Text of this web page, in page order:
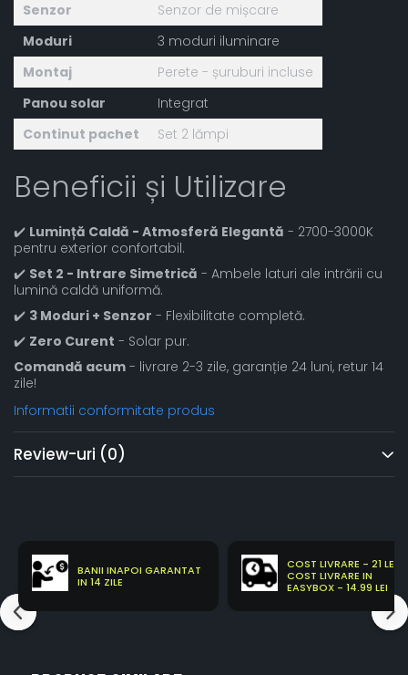
Senzor
Senzor de mișcare
Moduri
3 moduri iluminare
Montaj
Perete - șuruburi incluse
Panou solar
Integrat
Continut pachet
Set 2 lămpi
Beneficii și Utilizare
✔️ Lumință Caldă - Atmosferă Elegantă - 2700-3000K
pentru exterior confortabil.
✔️ Set 2 - Intrare Simetrică - Ambele laturi ale intrării cu
lumină caldă uniformă.
✔️ 3 Moduri + Senzor - Flexibilitate completă.
✔️ Zero Curent - Solar pur.
Comandă acum - livrare 2-3 zile, garanție 24 luni, retur 14
zile!
Informatii conformitate produs
Review-uri (0)
BANII INAPOI GARANTAT
IN 14 ZILE
COST LIVRARE - 21 LEI
COST LIVRARE IN
EASYBOX - 14.99 LEI